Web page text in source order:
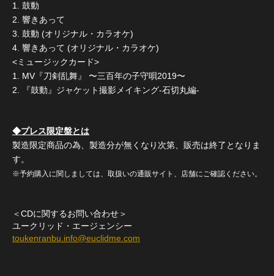
1. 鼓動
2. 響きあって
3. 鼓動 (オリジナル・カラオケ)
4. 響きあって (オリジナル・カラオケ)
<ミュージックカード>
1. MV『刀剣乱舞』 〜三百年の子守唄2019〜
2. 『鼓動』ジャケット撮影メイキング-石切丸編-
◆プレス限定盤とは
製造限定商品の為、製造分が無くなり次第、販売は終了となりま
す。
※予約購入に関しましては、取扱いの通販サイト、店舗にご確認ください。
＜CDに関するお問い合わせ＞
ユークリッド・エージェンシー
toukenranbu.info@euclidme.com